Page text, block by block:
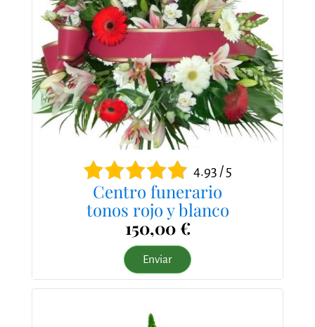
4.93 / 5
Centro funerario
tonos rojo y blanco
150,00 €
Enviar